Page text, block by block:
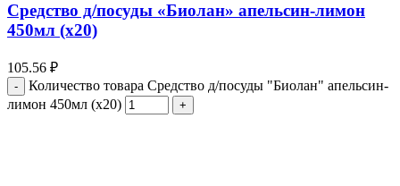
Средство д/посуды «Биолан» апельсин-лимон
450мл (х20)
105.56 ₽
Количество товара Средство д/посуды "Биолан" апельсин-
лимон 450мл (х20)